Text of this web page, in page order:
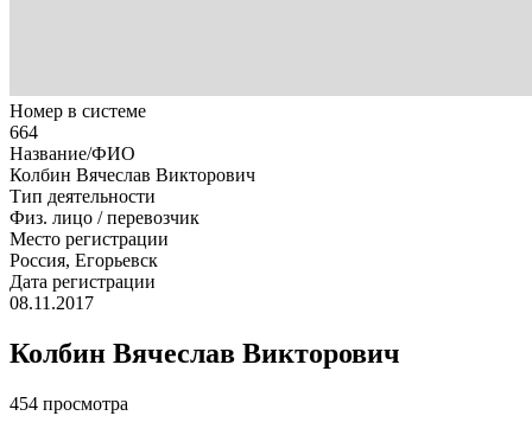
Номер в системе
664
Название/ФИО
Колбин Вячеслав Викторович
Тип деятельности
Физ. лицо / перевозчик
Место регистрации
Россия, Егорьевск
Дата регистрации
08.11.2017
Колбин Вячеслав Викторович
454 просмотра